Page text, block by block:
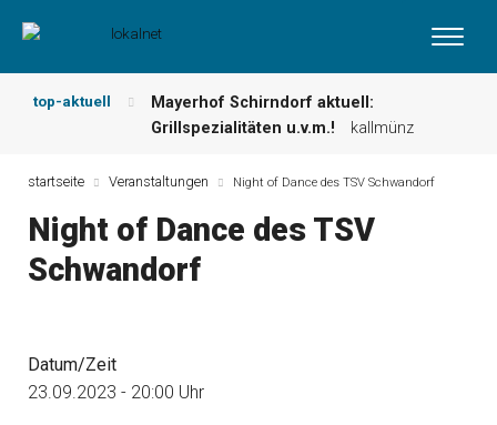
top-aktuell
Mayerhof Schirndorf aktuell:
Grillspezialitäten u.v.m.!
kallmünz
und mehr … burglengenfeld
zahlen!
kommentare & serien &
leserbriefe
Maxhütter Fischladen: Unser aktuelles
Metzgerei Hummel: Aktuelles
startseite Veranstaltungen Night of Dance des TSV Schwandorf
Night of Dance des TSV
Schwandorf
Datum/Zeit
23.09.2023 - 20:00 Uhr